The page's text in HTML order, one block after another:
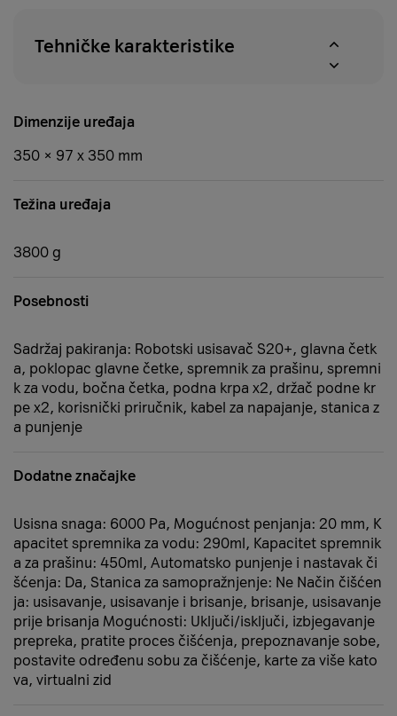
Tehničke karakteristike
Dimenzije uređaja
350 × 97 x 350 mm
Težina uređaja
3800 g
Posebnosti
Sadržaj pakiranja: Robotski usisavač S20+, glavna četk
a, poklopac glavne četke, spremnik za prašinu, spremni
k za vodu, bočna četka, podna krpa x2, držač podne kr
pe x2, korisnički priručnik, kabel za napajanje, stanica z
a punjenje
Dodatne značajke
Usisna snaga: 6000 Pa, Mogućnost penjanja: 20 mm, K
apacitet spremnika za vodu: 290ml, Kapacitet spremnik
a za prašinu: 450ml, Automatsko punjenje i nastavak či
šćenja: Da, Stanica za samopražnjenje: Ne Način čišćen
ja: usisavanje, usisavanje i brisanje, brisanje, usisavanje
prije brisanja Mogućnosti: Uključi/isključi, izbjegavanje
prepreka, pratite proces čišćenja, prepoznavanje sobe,
postavite određenu sobu za čišćenje, karte za više kato
va, virtualni zid